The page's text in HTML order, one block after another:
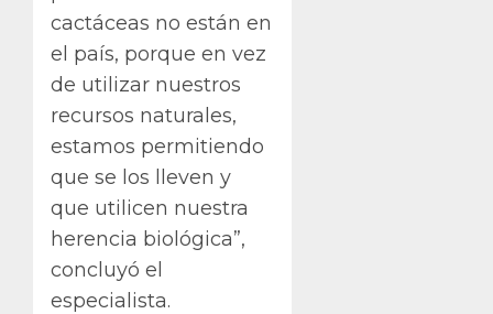
cactáceas no están en
el país, porque en vez
de utilizar nuestros
recursos naturales,
estamos permitiendo
que se los lleven y
que utilicen nuestra
herencia biológica”,
concluyó el
especialista.